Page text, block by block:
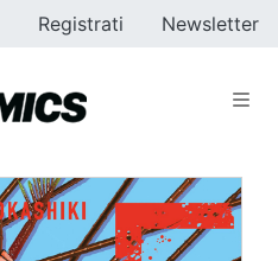
Registrati Newsletter